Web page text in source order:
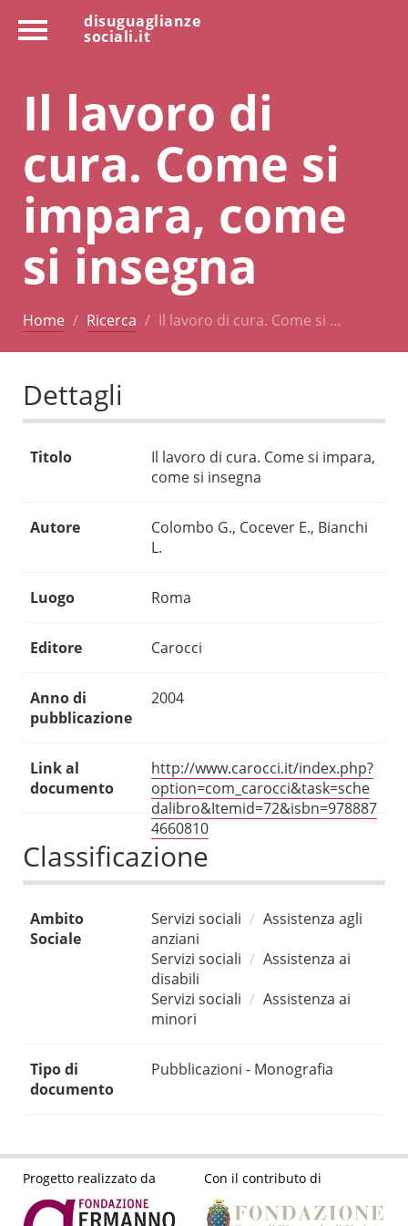
disuguaglianze
sociali.it
Il lavoro di
cura. Come si
impara, come
si insegna
Home Ricerca Il lavoro di cura. Come si …
Dettagli
Titolo
Il lavoro di cura. Come si impara,
come si insegna
Autore
Colombo G., Cocever E., Bianchi
L.
Luogo Roma
Editore Carocci
Anno di
pubblicazione
2004
Link al
documento
http://www.carocci.it/index.php?
option=com_carocci&task=sche
dalibro&Itemid=72&isbn=978887
4660810
Classificazione
Ambito
Sociale
Servizi sociali
Assistenza agli
anziani
Servizi sociali
Assistenza ai
disabili
Servizi sociali
Assistenza ai
minori
Tipo di
documento
Pubblicazioni - Monografia
Progetto realizzato da Con il contributo di